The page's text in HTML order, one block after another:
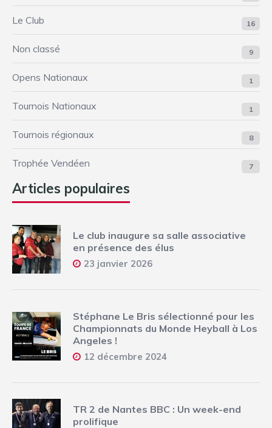
Le Club 16
Non classé 9
Opens Nationaux 1
Tournois Nationaux 1
Tournois régionaux 8
Trophée Vendéen 7
Articles populaires
Le club inaugure sa salle associative
en présence des élus
23 janvier 2026
Stéphane Le Bris sélectionné pour les
Championnats du Monde Heyball à Los
Angeles !
12 décembre 2024
TR 2 de Nantes BBC : Un week-end
prolifique